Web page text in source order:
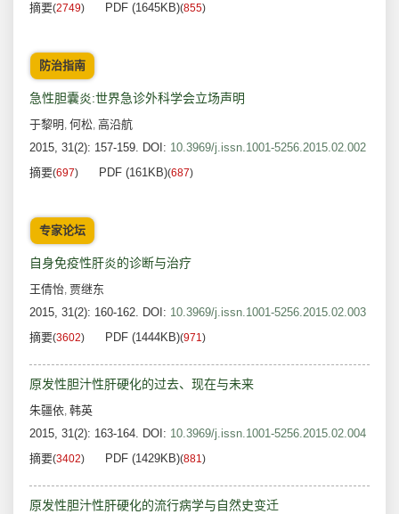
摘要(2749) PDF (1645KB)(855)
防治指南
急性胆囊炎:世界急诊外科学会立场声明
于黎明 , 何松, 高沿航
2015, 31(2): 157-159. DOI: 10.3969/j.issn.1001-5256.2015.02.002
摘要(697) PDF (161KB)(687)
专家论坛
自身免疫性肝炎的诊断与治疗
王倩怡, 贾继东
2015, 31(2): 160-162. DOI: 10.3969/j.issn.1001-5256.2015.02.003
摘要(3602) PDF (1444KB)(971)
原发性胆汁性肝硬化的过去、现在与未来
朱疆依, 韩英
2015, 31(2): 163-164. DOI: 10.3969/j.issn.1001-5256.2015.02.004
摘要(3402) PDF (1429KB)(881)
原发性胆汁性肝硬化的流行病学与自然史变迁